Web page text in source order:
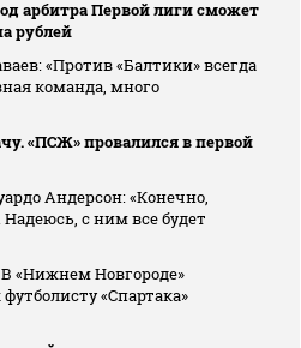
арбитра Первой лиги сможет
рублей
«Против «Балтики» всегда
команда, много
«ПСЖ» провалился в первой
Андерсон: «Конечно,
с ним все будет
«Нижнем Новгороде»
«Спартака»